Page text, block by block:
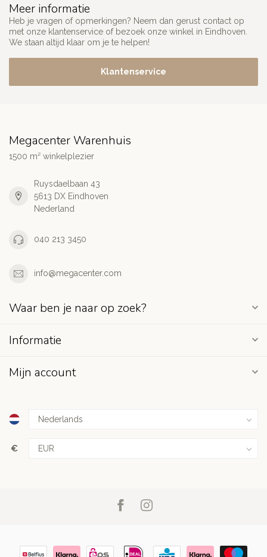
Meer informatie
Heb je vragen of opmerkingen? Neem dan gerust contact op
met onze klantenservice of bezoek onze winkel in Eindhoven.
We staan altijd klaar om je te helpen!
Klantenservice
Megacenter Warenhuis
1500 m² winkelplezier
Ruysdaelbaan 43
5613 DX Eindhoven
Nederland
040 213 3450
info@megacenter.com
Waar ben je naar op zoek?
Informatie
Mijn account
€